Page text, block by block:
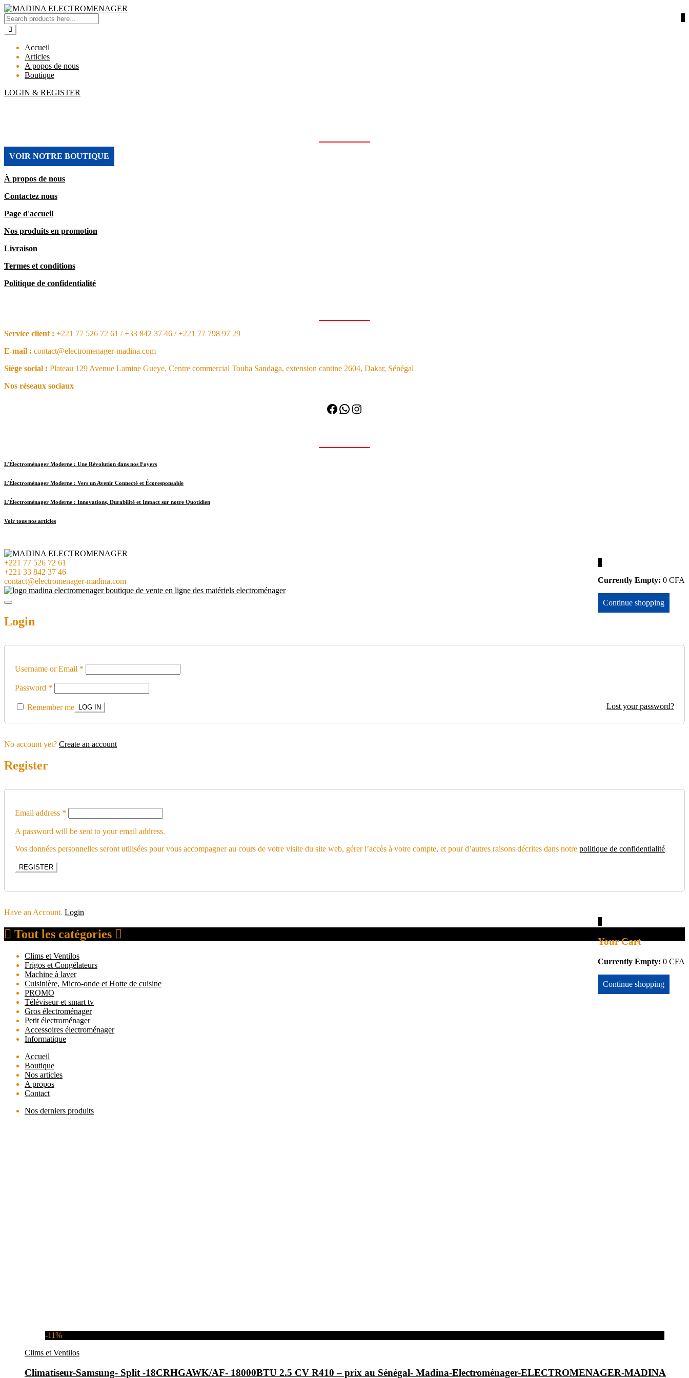
Accueil
Articles
A popos de nous
Boutique
LOGIN & REGISTER
VOIR NOTRE BOUTIQUE
À propos de nous
Contactez nous
Page d'accueil
Nos produits en promotion
Livraison
Termes et conditions
Politique de confidentialité
Service client : +221 77 526 72 61 / +33 842 37 46 / +221 77 798 97 29
E-mail : contact@electromenager-madina.com
Siège social : Plateau 129 Avenue Lamine Gueye, Centre commercial Touba Sandaga, extension cantine 2604, Dakar, Sénégal
Nos réseaux sociaux
Facebook
WhatsApp
Instagram
L’Électroménager Moderne : Une Révolution dans nos Foyers
L’Électroménager Moderne : Vers un Avenir Connecté et Écoresponsable
L’Électroménager Moderne : Innovations, Durabilité et Impact sur notre Quotidien
Voir tous nos articles
Currently Empty: 0 CFA
Continue shopping
+221 77 526 72 61
+221 33 842 37 46
contact@electromenager-madina.com
Login
Username or Email *
Password *
Remember me Lost your password?
No account yet? Create an account
Register
Email address *
A password will be sent to your email address.
Vos données personnelles seront utilisées pour vous accompagner au cours de votre visite du site web, gérer l’accès à votre compte, et pour d’autres raisons décrites dans notre politique de confidentialité.
REGISTER
Have an Account. Login
Your Cart
Currently Empty: 0 CFA
Continue shopping
Tout les catégories
Clims et Ventilos
Frigos et Congélateurs
Machine à laver
Cuisinière, Micro-onde et Hotte de cuisine
PROMO
Téléviseur et smart tv
Gros électroménager
Petit électroménager
Accessoires électroménager
Informatique
Accueil
Boutique
Nos articles
A propos
Contact
Nos derniers produits
-11%
Clims et Ventilos
Climatiseur-Samsung- Split -18CRHGAWK/AF- 18000BTU 2.5 CV R410 – prix au Sénégal- Madina-Electroménager-ELECTROMENAGER-MADINA